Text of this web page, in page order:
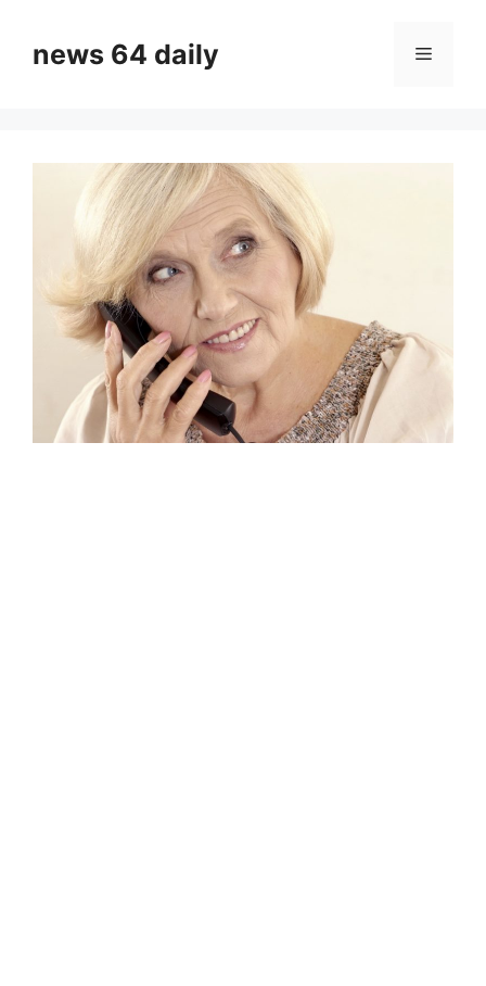
contentnews 64 daily Menu